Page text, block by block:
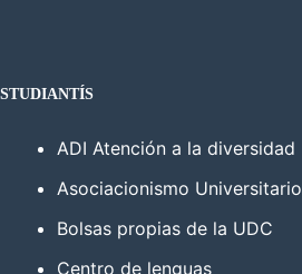
ADI Atención a la diversidad
Asociacionismo Universitario
Bolsas propias de la UDC
Centro de lenguas